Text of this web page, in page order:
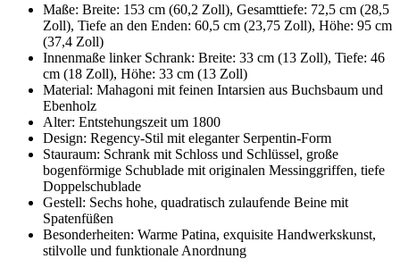
Maße: Breite: 153 cm (60,2 Zoll), Gesamttiefe: 72,5 cm (28,5
Zoll), Tiefe an den Enden: 60,5 cm (23,75 Zoll), Höhe: 95 cm
(37,4 Zoll)
Innenmaße linker Schrank: Breite: 33 cm (13 Zoll), Tiefe: 46
cm (18 Zoll), Höhe: 33 cm (13 Zoll)
Material: Mahagoni mit feinen Intarsien aus Buchsbaum und
Ebenholz
Alter: Entstehungszeit um 1800
Design: Regency-Stil mit eleganter Serpentin-Form
Stauraum: Schrank mit Schloss und Schlüssel, große
bogenförmige Schublade mit originalen Messinggriffen, tiefe
Doppelschublade
Gestell: Sechs hohe, quadratisch zulaufende Beine mit
Spatenfüßen
Besonderheiten: Warme Patina, exquisite Handwerkskunst,
stilvolle und funktionale Anordnung